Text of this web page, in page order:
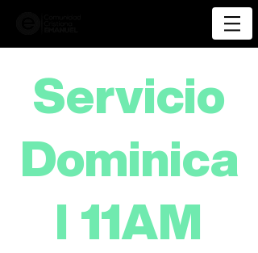
Servicio
Dominica
l 11AM